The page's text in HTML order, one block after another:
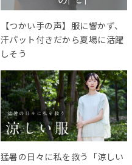
【つかい手の声】服に響かず、
汗パット付きだから夏場に活躍
しそう
猛暑の日々に私を救う「涼しい